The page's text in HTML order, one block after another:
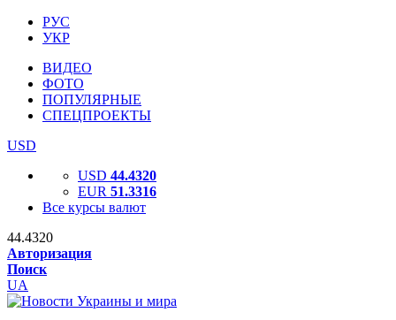
РУС
УКР
ВИДЕО
ФОТО
ПОПУЛЯРНЫЕ
СПЕЦПРОЕКТЫ
USD
USD 44.4320
EUR 51.3316
Все курсы валют
44.4320
Авторизация
Поиск
UA